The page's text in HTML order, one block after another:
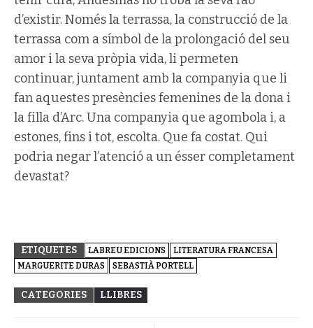
d’existir. Només la terrassa, la construcció de la
terrassa com a símbol de la prolongació del seu
amor i la seva pròpia vida, li permeten
continuar, juntament amb la companyia que li
fan aquestes presències femenines de la dona i
la filla d’Arc. Una companyia que agombola i, a
estones, fins i tot, escolta. Que fa costat. Qui
podria negar l’atenció a un ésser completament
devastat?
ETIQUETES LABREU EDICIONS
LITERATURA FRANCESA
MARGUERITE DURAS
SEBASTIÀ PORTELL
CATEGORIES LLIBRES